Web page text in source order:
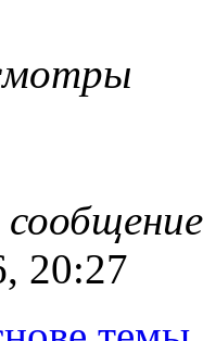
20:27